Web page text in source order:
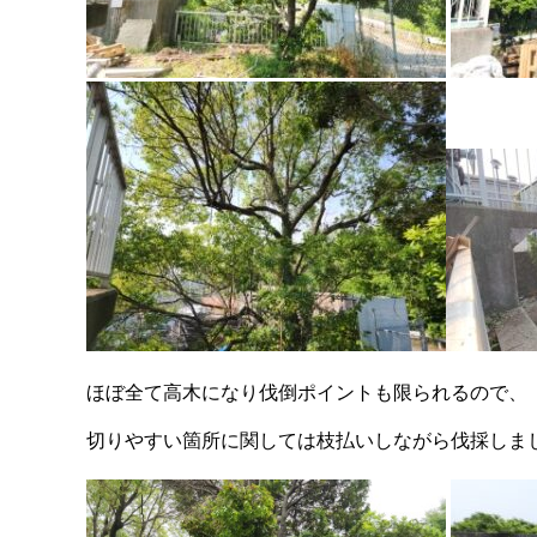
ほぼ全て高木になり伐倒ポイントも限られるので、
切りやすい箇所に関しては枝払いしながら伐採しま